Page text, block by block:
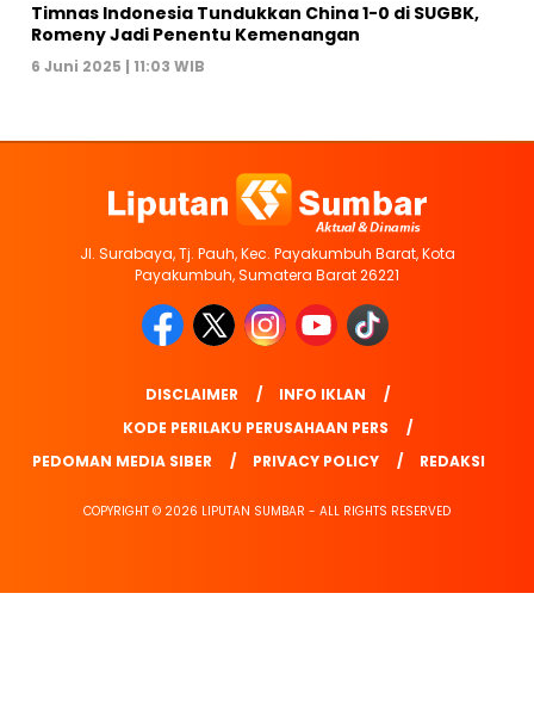
Timnas Indonesia Tundukkan China 1-0 di SUGBK,
Romeny Jadi Penentu Kemenangan
6 Juni 2025 | 11:03 WIB
Jl. Surabaya, Tj. Pauh, Kec. Payakumbuh Barat, Kota
Payakumbuh, Sumatera Barat 26221
DISCLAIMER
INFO IKLAN
KODE PERILAKU PERUSAHAAN PERS
PEDOMAN MEDIA SIBER
PRIVACY POLICY REDAKSI
COPYRIGHT © 2026 LIPUTAN SUMBAR - ALL RIGHTS RESERVED